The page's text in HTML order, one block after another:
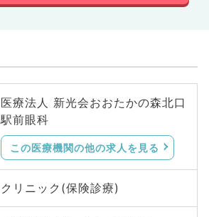
医療法人 新光会おおたかの森北口
駅前眼科
この医療機関の他の求人を見る
クリニック(保険診療)